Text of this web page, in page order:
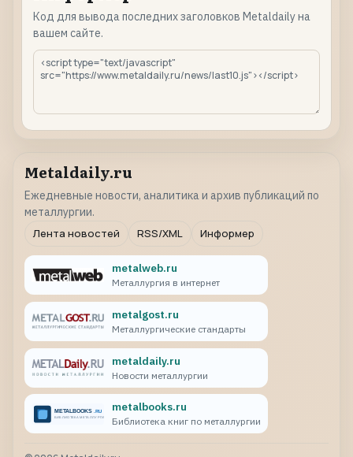
Код для вывода последних заголовков Metaldaily на
вашем сайте.
Metaldaily.ru
Ежедневные новости, аналитика и архив публикаций по
металлургии.
Лента новостей
RSS/XML Информер
metalweb.ru
Металлургия в интернет
metalgost.ru
Металлургические стандарты
metaldaily.ru
Новости металлургии
metalbooks.ru
Библиотека книг по металлургии